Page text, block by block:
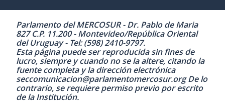
Parlamento del MERCOSUR - Dr. Pablo de Maria
827 C.P. 11.200 - Montevideo/República Oriental
del Uruguay - Tel: (598) 2410-9797.
Esta página puede ser reproducida sin fines de
lucro, siempre y cuando no se la altere, citando la
fuente completa y la dirección electrónica
seccomunicacion@parlamentomercosur.org De lo
contrario, se requiere permiso previo por escrito
de la Institución.